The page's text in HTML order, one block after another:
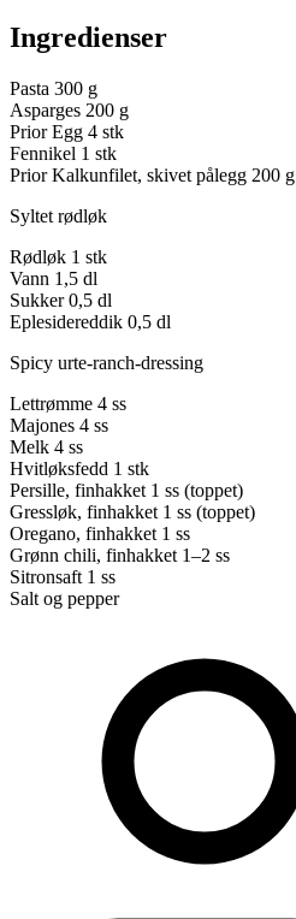
Ingredienser
Pasta 300 g
Asparges 200 g
Prior Egg 4 stk
Fennikel 1 stk
Prior Kalkunfilet, skivet pålegg 200 g
Syltet rødløk
Rødløk 1 stk
Vann 1,5 dl
Sukker 0,5 dl
Eplesidereddik 0,5 dl
Spicy urte-ranch-dressing
Lettrømme 4 ss
Majones 4 ss
Melk 4 ss
Hvitløksfedd 1 stk
Persille, finhakket 1 ss (toppet)
Gressløk, finhakket 1 ss (toppet)
Oregano, finhakket 1 ss
Grønn chili, finhakket 1–2 ss
Sitronsaft 1 ss
Salt og pepper